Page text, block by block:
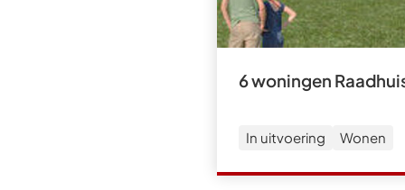
6 woningen
In uitvoering Wonen